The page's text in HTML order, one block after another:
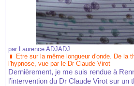
par Laurence ADJADJ
Etre sur la même longueur d'onde. De la
l'hypnose, vue par le Dr Claude Virot
Dernièrement, je me suis rendue à
l’intervention du Dr Claude Virot sur un